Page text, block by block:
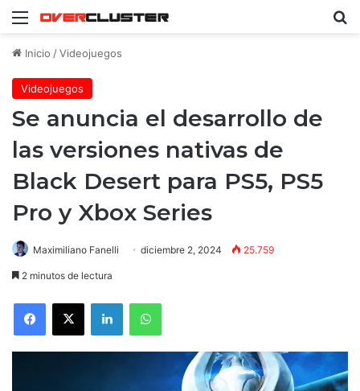
Menú
Inicio /Videojuegos
Videojuegos
Se anuncia el desarrollo de
las versiones nativas de
Black Desert para PS5, PS5
Pro y Xbox Series
Maximiliano Fanelli diciembre 2, 2024 25.759
2 minutos de lectura
Facebook
X LinkedInWhatsApp